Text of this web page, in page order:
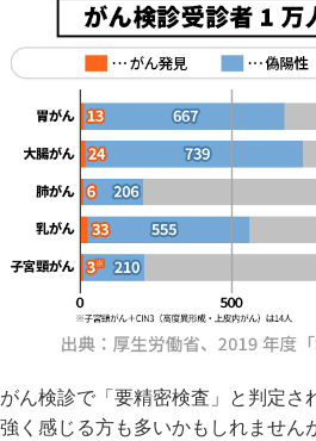
がん検診で「要精密検査」と判定さ
強く感じる方も多いかもしれません